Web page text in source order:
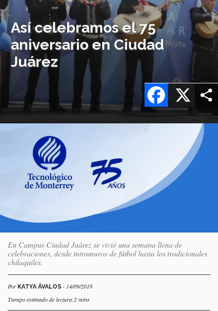
Así celebramos el 75
aniversario en Ciudad
Juárez
X
Facebook
En Campus Ciudad Juárez se vivió una semana llena de
celebraciones, desde intramuros de fútbol hasta los tradicionales
chilaquiles.
Por KATYA ÁVALOS - 14/09/2018
Tiempo estimado de lectura:2 mins